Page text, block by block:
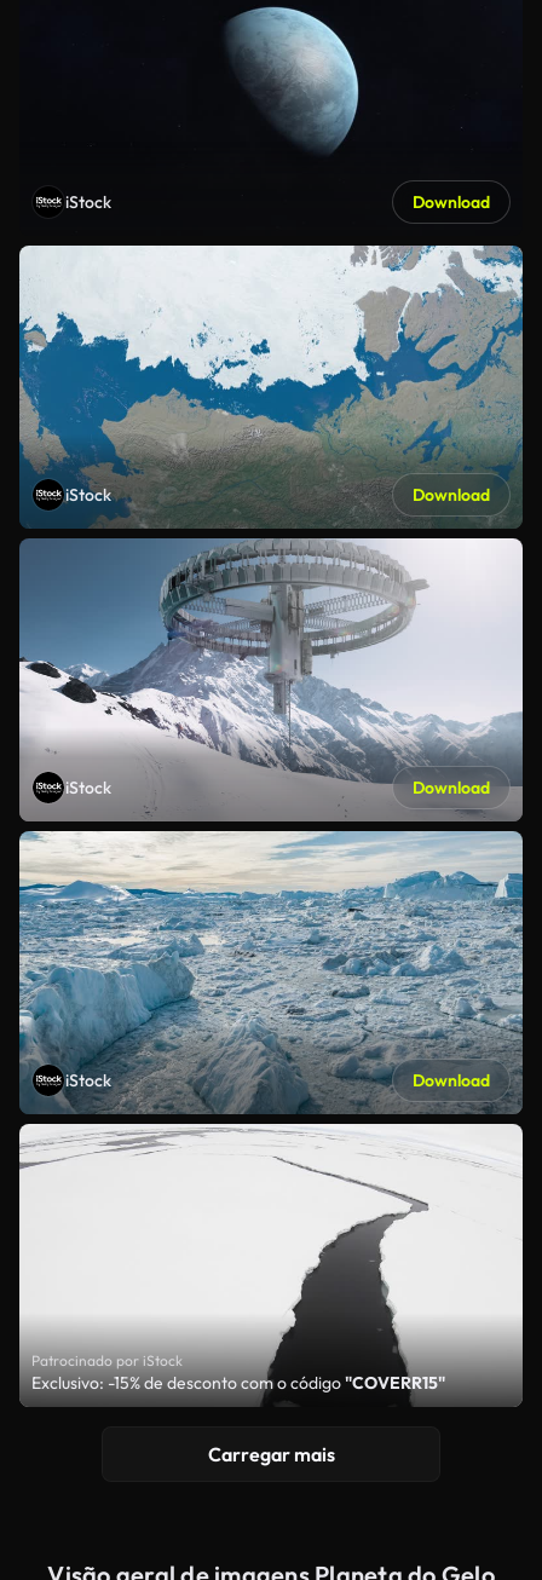
iStock Download
iStock Download
iStock Download
iStock Download
Patrocinado por iStock
Exclusivo: -15% de desconto com o código"COVERR15"
Carregar mais